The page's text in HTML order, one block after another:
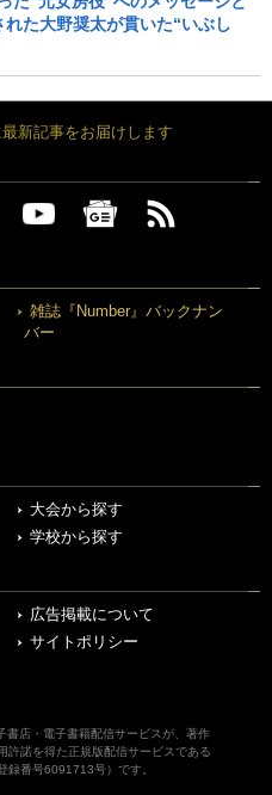
た大野奨太が貫いた“いぶし
新記事をお届けします
雑誌『Number』バックナン
バー
大会から探す
学校から探す
広告掲載について
サイトポリシー
書店・電子書籍配信サービスが、著作
許諾を得た正規版配信サービスである
録番号6091713号）です。